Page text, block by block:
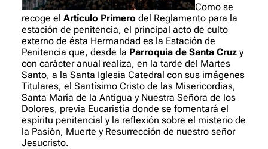
Como se
recoge el Artículo Primero del Reglamento para la
estación de penitencia, el principal acto de culto
externo de ésta Hermandad es la Estación de
Penitencia que, desde la Parroquia de Santa Cruz y
con carácter anual realiza, en la tarde del Martes
Santo, a la Santa Iglesia Catedral con sus imágenes
Titulares, el Santísimo Cristo de las Misericordias,
Santa María de la Antigua y Nuestra Señora de los
Dolores, previa Eucaristía donde se fomentará el
espíritu penitencial y la reflexión sobre el misterio de
la Pasión, Muerte y Resurrección de nuestro señor
Jesucristo.